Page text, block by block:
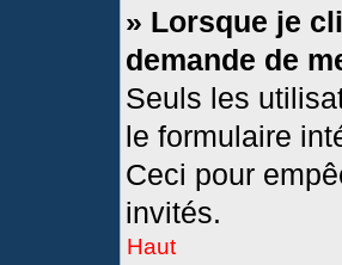
» Lorsque je
demande de
Seuls les
le formulaire
Ceci pour
invités.
Haut